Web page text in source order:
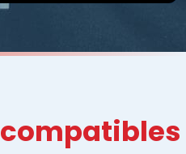
compatibles